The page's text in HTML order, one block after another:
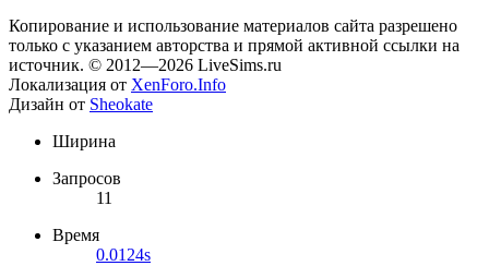
Копирование и использование материалов сайта разрешено
только с указанием авторства и прямой активной ссылки на
источник. © 2012—2026 LiveSims.ru
Локализация от XenForo.Info
Дизайн от Sheokate
Ширина
Запросов
11
Время
0.0124s